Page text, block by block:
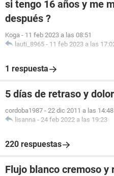
si tengo 16 años y me
después ?
Koga - 11 feb 2023 a las 08:51
lauti_8965 - 11 feb 2023 a las
1 respuesta
5 días de retraso y
cordoba1987 - 22 dic 2011 a las 14:48
lisanna - 24 feb 2022 a las 19:23
220 respuestas
Flujo blanco cremoso